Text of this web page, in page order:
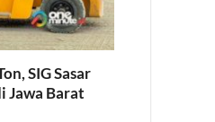
SIG Sasar
Jawa Barat